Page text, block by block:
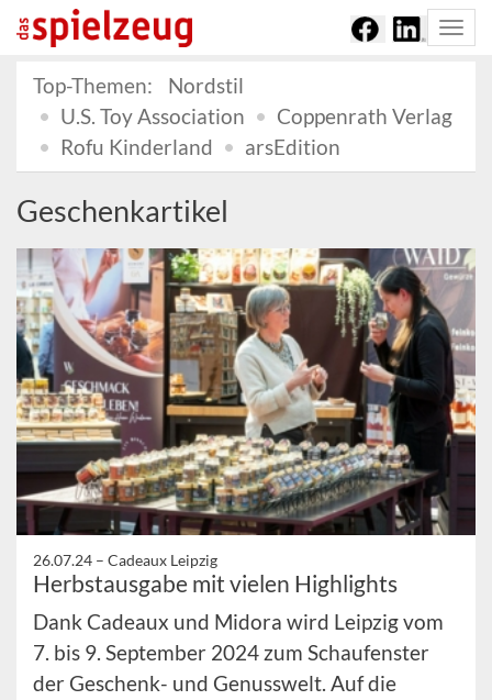
Top-Themen:
Nordstil
U.S. Toy Association
Coppenrath Verlag
Rofu Kinderland
arsEdition
Geschenkartikel
26.07.24 – Cadeaux Leipzig
Herbstausgabe mit vielen Highlights
Dank Cadeaux und Midora wird Leipzig vom
7. bis 9. September 2024 zum Schaufenster
der Geschenk- und Genusswelt. Auf die